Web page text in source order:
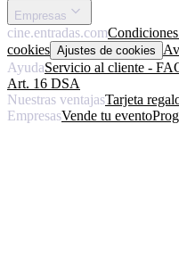
Empresas
cine.entradas.com
cookies Ajustes de cookies
AyudaServicio al cliente -
Art. 16 DSA
Nuestras ventajasTarjeta
EmpresasVende tu evento